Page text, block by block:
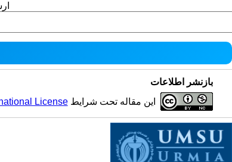
بازنشر اطلاعات
این مقاله تحت شرایطLicense